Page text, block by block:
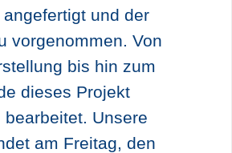
und der
vorgenommen. Von
bis hin zum
dieses Projekt
bearbeitet. Unsere
am Freitag, den